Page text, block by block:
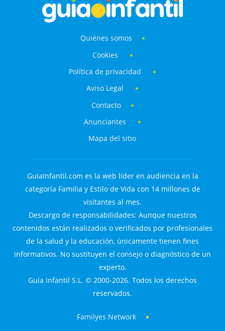
Quiénes somos
Cookies
Política de privacidad
Aviso Legal
Contacto
Anunciantes
Mapa del sitio
GuiaInfantil.com es la web líder en audiencia en la
categoría Familia y Estilo de Vida con 14 millones de
visitantes al mes.
Descargo de responsabilidades: Aunque nuestros
contenidos están realizados o verificados por profesionales
de la salud y la educación, únicamente tienen fines
informativos. No sustituyen el consejo o diagnóstico de un
experto.
Guía Infantil S.L. © 2000-2026. Todos los derechos
reservados.
Familyes Network